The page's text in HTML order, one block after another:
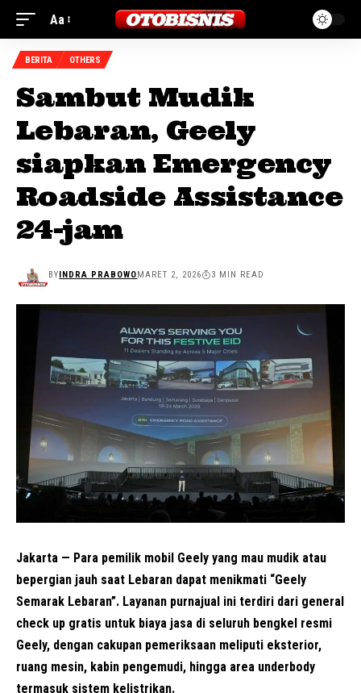
Aa
BERITA OTHERS
Sambut Mudik
Lebaran, Geely
siapkan Emergency
Roadside Assistance
24-jam
BYINDRA PRABOWOMARET 2, 2026 3 MIN READ
Jakarta — Para pemilik mobil Geely yang mau mudik atau
bepergian jauh saat Lebaran dapat menikmati “Geely
Semarak Lebaran”. Layanan purnajual ini terdiri dari general
check up gratis untuk biaya jasa di seluruh bengkel resmi
Geely, dengan cakupan pemeriksaan meliputi eksterior,
ruang mesin, kabin pengemudi, hingga area underbody
termasuk sistem kelistrikan.